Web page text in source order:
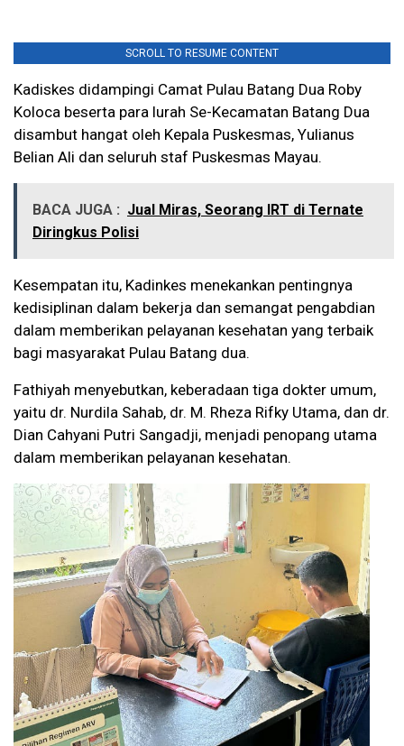
SCROLL TO RESUME CONTENT
Kadiskes didampingi Camat Pulau Batang Dua Roby
Koloca beserta para lurah Se-Kecamatan Batang Dua
disambut hangat oleh Kepala Puskesmas, Yulianus
Belian Ali dan seluruh staf Puskesmas Mayau.
BACA JUGA : Jual Miras, Seorang IRT di Ternate
Diringkus Polisi
Kesempatan itu, Kadinkes menekankan pentingnya
kedisiplinan dalam bekerja dan semangat pengabdian
dalam memberikan pelayanan kesehatan yang terbaik
bagi masyarakat Pulau Batang dua.
Fathiyah menyebutkan, keberadaan tiga dokter umum,
yaitu dr. Nurdila Sahab, dr. M. Rheza Rifky Utama, dan dr.
Dian Cahyani Putri Sangadji, menjadi penopang utama
dalam memberikan pelayanan kesehatan.